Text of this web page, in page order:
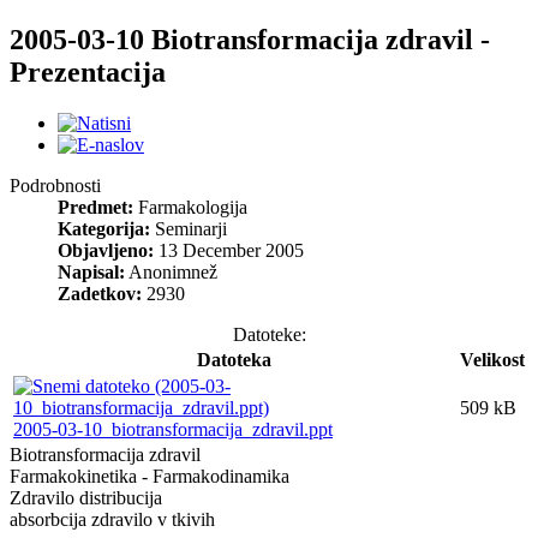
2005-03-10 Biotransformacija zdravil -
Prezentacija
Podrobnosti
Predmet: Farmakologija
Kategorija: Seminarji
Objavljeno: 13 December 2005
Napisal: Anonimnež
Zadetkov: 2930
Datoteke:
Datoteka
Velikost
2005-03-10_biotransformacija_zdravil.ppt
509 kB
Biotransformacija zdravil
Farmakokinetika - Farmakodinamika
Zdravilo distribucija
absorbcija zdravilo v tkivih